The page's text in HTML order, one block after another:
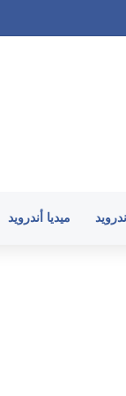
حرارة الهاتف في 2026
ميديا أندرويد